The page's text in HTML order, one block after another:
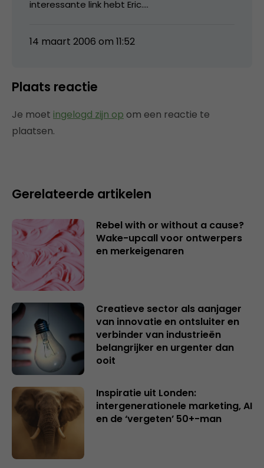
interessante link hebt Eric….
14 maart 2006 om 11:52
Plaats reactie
Je moet ingelogd zijn op om een reactie te
plaatsen.
Gerelateerde artikelen
Rebel with or without a cause?
Wake-upcall voor ontwerpers
en merkeigenaren
Creatieve sector als aanjager
van innovatie en ontsluiter en
verbinder van industrieën
belangrijker en urgenter dan
ooit
Inspiratie uit Londen:
intergenerationele marketing, AI
en de ‘vergeten’ 50+-man